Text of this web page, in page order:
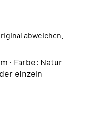
abweichen.
· Farbe: Natur
einzeln